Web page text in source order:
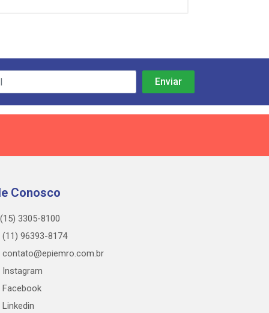
Conosco
(15) 3305-8100
(11) 96393-8174
contato@epiemro.com.br
Instagram
Facebook
Linkedin